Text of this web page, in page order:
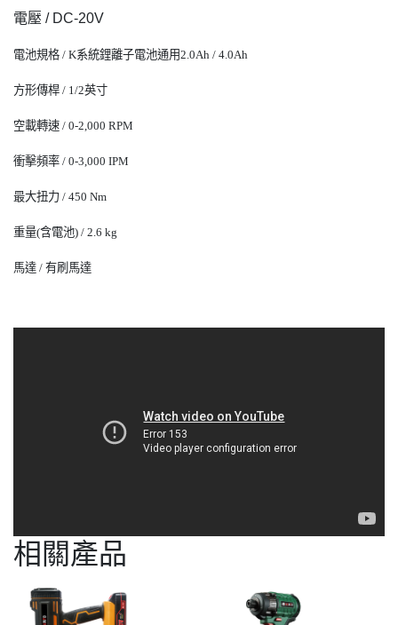
電壓 / DC-20V
電池規格 / K系統鋰離子電池通用2.0Ah / 4.0Ah
方形傳桿 / 1/2英寸
空載轉速 / 0-2,000 RPM
衝擊頻率 / 0-3,000 IPM
最大扭力 / 450 Nm
重量(含電池) / 2.6 kg
馬達 / 有刷馬達
相關產品